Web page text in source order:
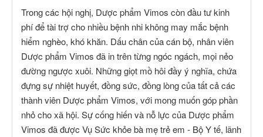
Trong các hội nghị, Dược phẩm Vimos còn đầu tư kinh
phí để tài trợ cho nhiều bệnh nhi không may mắc bệnh
hiểm nghèo, khó khăn. Dấu chân của cán bộ, nhân viên
Dược phẩm Vimos đã in trên từng ngóc ngách, mọi nẻo
đường ngược xuôi. Những giọt mồ hôi đầy ý nghĩa, chứa
đựng sự nhiệt huyết, đồng sức, đồng lòng của tất cả các
thành viên Dược phẩm Vimos, với mong muốn góp phần
nhỏ cho xã hội. Sự cống hiến và nỗ lực của Dược phẩm
Vimos đã được Vụ Sức khỏe bà mẹ trẻ em - Bộ Y tế, lãnh